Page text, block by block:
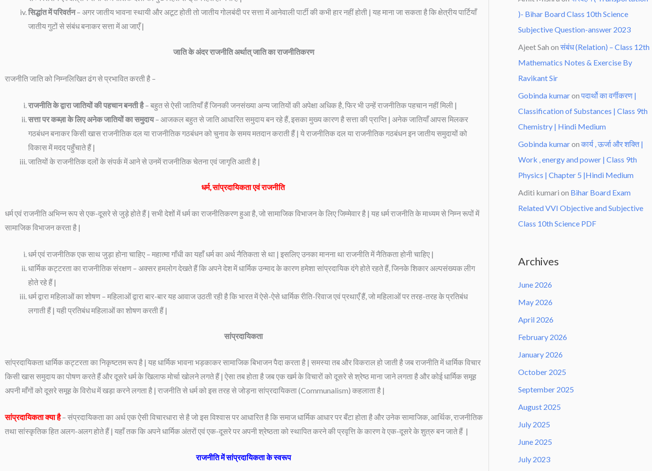
सिद्धांत में परिवर्तन– अगर जातीय भावना स्थायी और अटूट होती तो जातीय गोलबंदी पर सत्ता में आनेवाली पार्टी की कभी हार नहीं होती | यह माना जा सकता है कि क्षेत्रीय पार्टियाँ
जातीय गुटों से संबंध बनाकर सत्ता में आ जाएँ |
जाति के अंदर राजनीति अर्थात् जाति का राजनीतिकरण
राजनीति जाति को निम्नलिखित ढंग से प्रभावित करती है –
राजनीति के द्वारा जातियों की पहचान बनती है– बहुत से ऐसी जातियाँ हैं जिनकी जनसंख्या अन्य जातियों की अपेक्षा अधिक है, फिर भी उन्हें राजनीतिक पहचान नहीं मिली |
सत्ता पर कब्ज़ा के लिए अनेक जातियों का समुदाय– आजकल बहुत से जाति आधारित समुदाय बन रहे हैं, इसका मुख्य कारण है सत्ता की प्राप्ति | अनेक जातियाँ आपस मिलकर
गठबंधन बनाकर किसी खास राजनीतिक दल या राजनीतिक गठबंधन को चुनाव के समय मतदान कराती हैं | ये राजनीतिक दल या राजनीतिक गठबंधन इन जातीय समुदायों को
विकास में मदद पहुँचाते हैं |
जातियों के राजनीतिक दलों के संपर्क में आने से उनमें राजनीतिक चेतना एवं जागृति आती है |
धर्म, सांप्रदायिकता एवं राजनीति
धर्म एवं राजनीति अभिन्न रूप से एक-दूसरे से जुड़े होते हैं | सभी देशों में धर्म का राजनीतिकरण हुआ है, जो सामाजिक विभाजन के लिए जिम्मेवार है | यह धर्म राजनीति के माध्यम से निम्न रूपों में
सामाजिक विभाजन करता है |
धर्म एवं राजनीतिक एक साथ जुड़ा होना चाहिए – महात्मा गाँधी का यहाँ धर्म का अर्थ नैतिकता से था | इसलिए उनका मानना था राजनीति में नैतिकता होनी चाहिए |
धार्मिक कट्टरता का राजनीतिक संरक्षण – अक्सर हमलोग देखते हैं कि अपने देश में धार्मिक उन्माद के कारण हमेशा सांप्रदायिक दंगे होते रहते हैं, जिनके शिकार अल्पसंख्यक लीग
होते रहे हैं |
धर्म द्वारा महिलाओं का शोषण – महिलाओं द्वारा बार-बार यह आवाज उठती रही है कि भारत में ऐसे-ऐसे धार्मिक रीति-रिवाज एवं प्रथाएँ हैं, जो महिलाओं पर तरह-तरह के प्रतिबंध
लगाती हैं | यही प्रतिबंध महिलाओं का शोषण करती हैं |
सांप्रदायिकता
सांप्रदायिकता धार्मिक कट्टरता का निकृष्टतम रूप है | यह धार्मिक भावना भड़काकर सामाजिक बिभाजन पैदा करता है | समस्या तब और विकराल हो जाती है जब राजनीति में धार्मिक विचार
किसी खास समुदाय का पोषण करते हैं और दूसरे धर्म के खिलाफ मोर्चा खोलने लगते हैं | ऐसा तब होता है जब एक खर्म के विचारों को दूसरे से श्रेष्ठ माना जाने लगता है और कोई धार्मिक समूह
अपनी माँगों को दूसरे समूह के विरोध में खड़ा करने लगता है | राजनीति से धर्म को इस तरह से जोड़ना सांप्रदायिकता (Communalism) कहलाता है |
सांप्रदायिकता क्या है – संप्रदायिकता का अर्थ एक ऐसी विचारधारा से है जो इस विश्वास पर आधारित है कि समाज धार्मिक आधार पर बँटा होता है और उनेक सामाजिक, आर्थिक, राजनीतिक
तथा सांस्कृतिक हित अलग-अलग होते हैं | यहाँ तक कि अपने धार्मिक अंतरों एवं एक-दूसरे पर अपनी श्रेष्ठता को स्थापित करने की प्रवृत्ति के कारण वे एक-दूसरे के शुत्रु बन जाते हैं |
राजनीति में सांप्रदायिकता के स्वरूप
)- Bihar Board Class 10th Science
Subjective Question-answer 2023
Ajeet Sah on संबंध (Relation) – Class 12th
Mathematics Notes & Exercise By
Ravikant Sir
Gobinda kumaron पदार्थो का वर्गीकरण |
Classification of Substances | Class 9th
Chemistry | Hindi Medium
Gobinda kumaron कार्य , ऊर्जा और शक्ति |
Work , energy and power | Class 9th
Physics | Chapter 5 |Hindi Medium
Aditi kumari on Bihar Board Exam
Related VVI Objective and Subjective
Class 10th Science PDF
Archives
June 2026
May 2026
April 2026
February 2026
January 2026
October 2025
September 2025
August 2025
July 2025
June 2025
July 2023